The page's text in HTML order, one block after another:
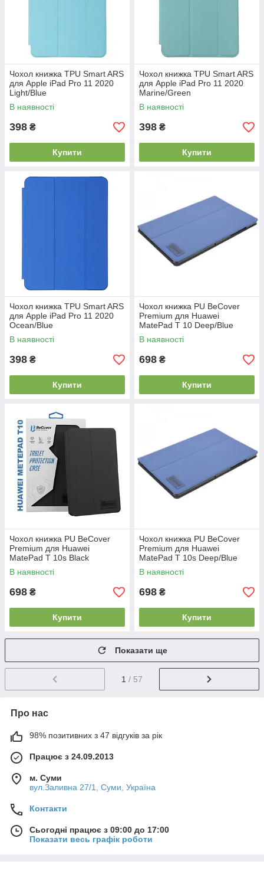
Чохол книжка TPU Smart ARS
для Apple iPad Pro 11 2020
Light/Blue
В наявності
398 ₴
Купити
Чохол книжка TPU Smart ARS
для Apple iPad Pro 11 2020
Marine/Green
В наявності
398 ₴
Купити
Чохол книжка TPU Smart ARS
для Apple iPad Pro 11 2020
Ocean/Blue
В наявності
398 ₴
Купити
Чохол книжка PU BeCover
Premium для Huawei
MatePad T 10 Deep/Blue
(705444)
В наявності
698 ₴
Купити
Чохол книжка PU BeCover
Premium для Huawei
MatePad T 10s Black
(705445)
В наявності
698 ₴
Купити
Чохол книжка PU BeCover
Premium для Huawei
MatePad T 10s Deep/Blue
(705446)
В наявності
698 ₴
Купити
Показати ще
1 / 57
Про нас
98% позитивних з 47 відгуків за рік
Працює з 24.09.2013
м. Суми
вул.Заливна 27/1, Суми, Україна
Контакти
Сьогодні працює з 09:00 до 17:00
Показати весь графік роботи